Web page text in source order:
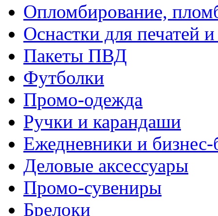
Опломбирование,
Оснастки для печатей
Пакеты ПВД
Футболки
Промо-одежда
Ручки и карандаши
Ежедневники и
Деловые аксессуары
Промо-сувениры
Брелоки